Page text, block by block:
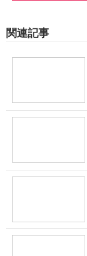
関連記事